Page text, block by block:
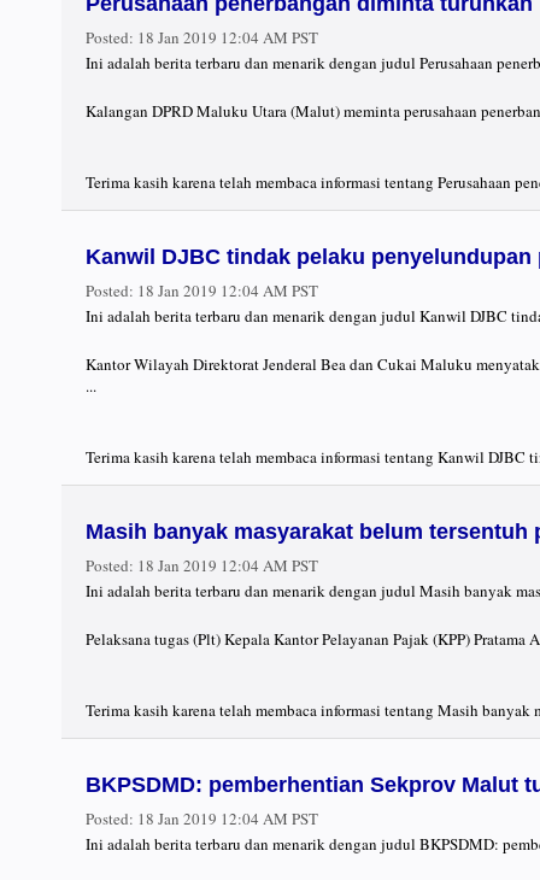
Posted: 18 Jan 2019 12:04 AM PST
Ini adalah berita terbaru dan menarik dengan judul Perusahaan
Kalangan DPRD Maluku Utara (Malut) meminta perusahaan
Terima kasih karena telah membaca informasi tentang Perusahaan
Kanwil DJBC tindak pelaku penyelundupan
Posted: 18 Jan 2019 12:04 AM PST
Ini adalah berita terbaru dan menarik dengan judul Kanwil DJBC
Kantor Wilayah Direktorat Jenderal Bea dan Cukai Maluku
...
Terima kasih karena telah membaca informasi tentang Kanwil
Masih banyak masyarakat belum tersentuh
Posted: 18 Jan 2019 12:04 AM PST
Ini adalah berita terbaru dan menarik dengan judul Masih banyak
Pelaksana tugas (Plt) Kepala Kantor Pelayanan Pajak (KPP)
Terima kasih karena telah membaca informasi tentang Masih
BKPSDMD: pemberhentian Sekprov Malut
Posted: 18 Jan 2019 12:04 AM PST
Ini adalah berita terbaru dan menarik dengan judul BKPSDMD: